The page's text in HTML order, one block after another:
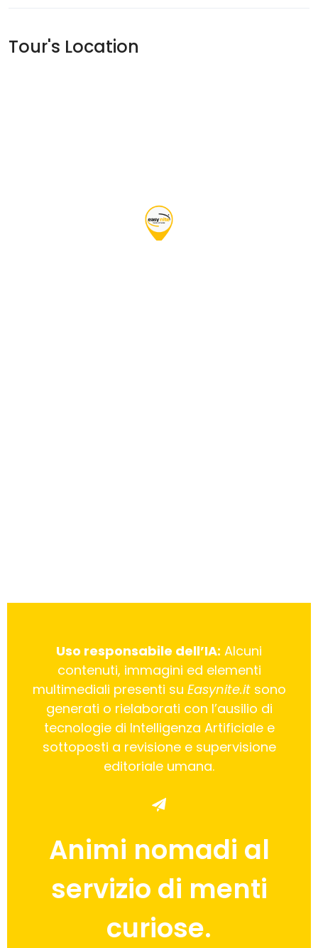
Tour's Location
Uso responsabile dell’IA: Alcuni
contenuti, immagini ed elementi
multimediali presenti su Easynite.itsono
generati o rielaborati con l’ausilio di
tecnologie di Intelligenza Artificiale e
sottoposti a revisione e supervisione
editoriale umana.
Animi nomadi al
servizio di menti
curiose.